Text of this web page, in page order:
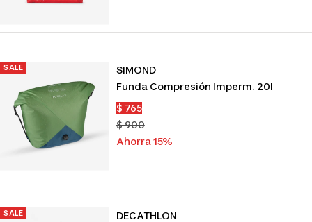
SALE
SIMOND
Funda Compresión Imperm. 20l
Precio
de
venta
$ 765
Precio
normal
$ 900
Ahorra 15%
SALE
DECATHLON